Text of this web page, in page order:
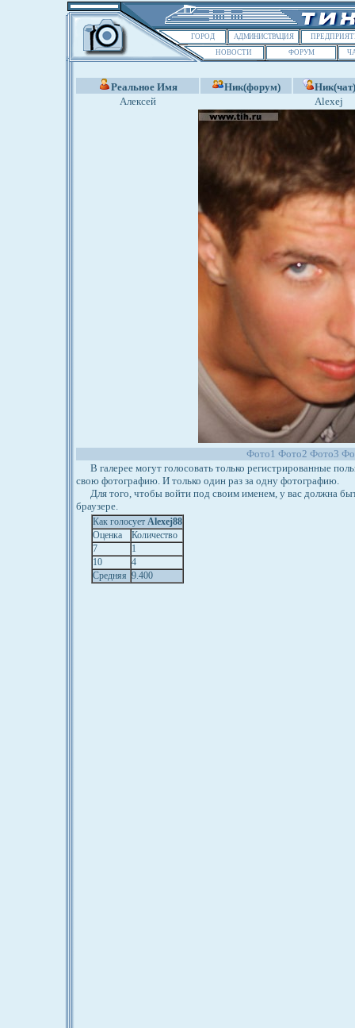
ГОРОД АДМИНИСТРАЦИЯ
НОВОСТИ
ФОРУМ
Реальное Имя Ник(форум)
Ник(чат)
Алексей
Alexej
Фото1 Фото2 Фото3
В галерее могут голосовать только регистрированные
свою фотографию. И только один раз за одну фотографию.
Для того, чтобы войти под своим именем, у вас должна
браузере.
Как голосует Alexej88
Оценка
Количество
7
1
10
4
Средняя 9.400